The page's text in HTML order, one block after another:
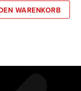
WARENKORB